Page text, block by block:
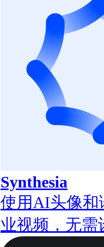
Synthesia
使用AI头像和
业视频，无需